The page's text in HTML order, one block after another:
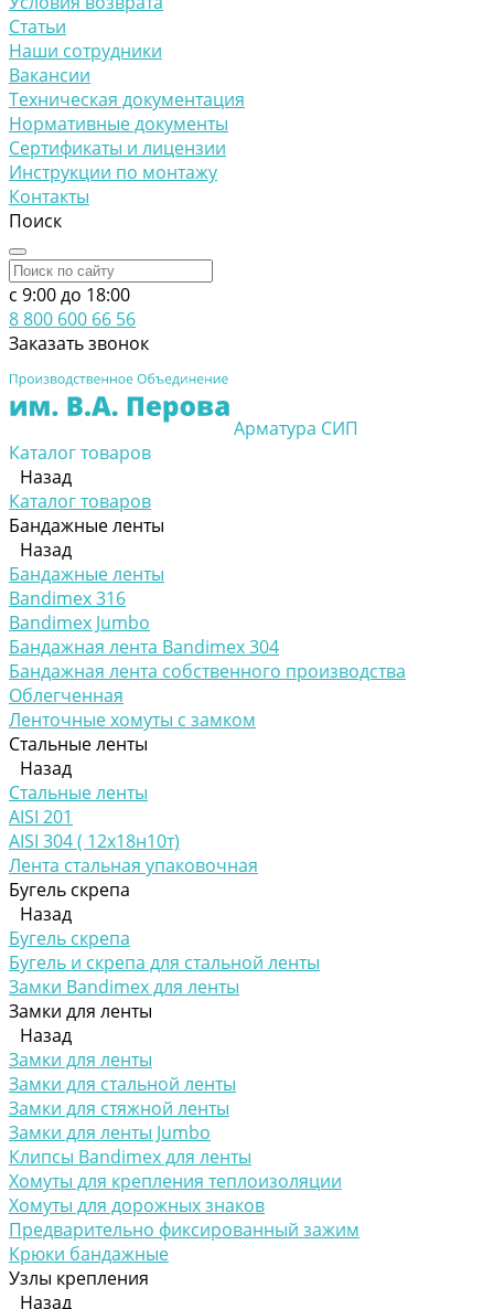
Статьи
Наши сотрудники
Вакансии
Техническая документация
Нормативные документы
Сертификаты и лицензии
Инструкции по монтажу
Контакты
Поиск
c 9:00 до 18:00
8 800 600 66 56
Заказать звонок
Арматура СИП
Каталог товаров
Назад
Каталог товаров
Бандажные ленты
Назад
Бандажные ленты
Bandimex 316
Bandimex Jumbo
Бандажная лента Bandimex 304
Бандажная лента собственного производства
Облегченная
Ленточные хомуты с замком
Стальные ленты
Назад
Стальные ленты
AISI 201
AISI 304 ( 12х18н10т)
Лента стальная упаковочная
Бугель скрепа
Назад
Бугель скрепа
Бугель и скрепа для стальной ленты
Замки Bandimex для ленты
Замки для ленты
Назад
Замки для ленты
Замки для стальной ленты
Замки для стяжной ленты
Замки для ленты Jumbo
Клипсы Bandimex для ленты
Хомуты для крепления теплоизоляции
Хомуты для дорожных знаков
Предварительно фиксированный зажим
Крюки бандажные
Узлы крепления
Назад